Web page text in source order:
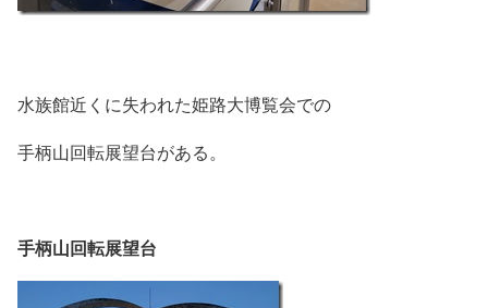
水族館近くに失われた姫路大博覧会での
手柄山回転展望台がある。
手柄山回転展望台